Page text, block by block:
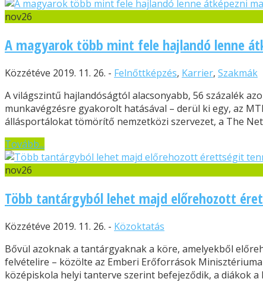
nov26
A magyarok több mint fele hajlandó lenne
Közzétéve 2019. 11. 26. - Felnőttképzés, Karrier, Szakmák
A világszintű hajlandóságtól alacsonyabb, 56 százalék
munkavégzésre gyakorolt hatásával – derül ki egy, az
állásportálokat tömörítő nemzetközi szervezet, a The
Tovább...
nov26
Több tantárgyból lehet majd előrehozott
Közzétéve 2019. 11. 26. - Közoktatás
Bővül azoknak a tantárgyaknak a köre, amelyekből
felvételire – közölte az Emberi Erőforrások
középiskola helyi tanterve szerint befejeződik, a diákok a